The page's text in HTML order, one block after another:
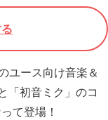
ユース向け音楽＆
「初音ミク」のコ
て登場！